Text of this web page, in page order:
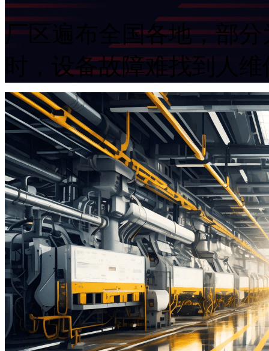
厂区遍布全国各地，部
时，设备故障难找到人